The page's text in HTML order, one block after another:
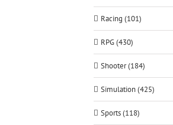
Racing (101)
RPG (430)
Shooter (184)
Simulation (425)
Sports (118)